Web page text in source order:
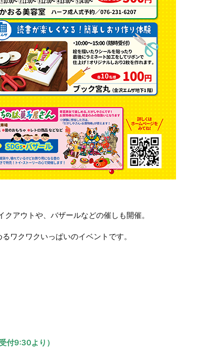
アウトや、バザールなどの催しも開催。
ワクワクいっぱいのイベントです。
付9:30より）